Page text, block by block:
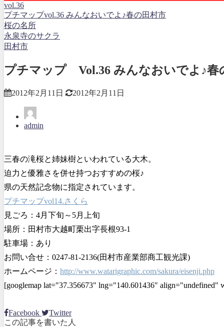
vol.36
プチマップvol.36 みんなおいでよ♪春の田村市
桜の名所
永泉寺のサクラ
田村市
プチマップ Vol.36 みんなおいでよ♪
2012年2月11日 2012年2月11日
admin
三春の滝桜と姉妹樹といわれている大木。
迫力と優雅さを併せ持つおすすめの桜♪
県の天然記念物に指定されています。
プチマップvol14.さくら
見ごろ：4月下旬～5月上旬
場所：田村市大越町栗出字長根93-1
駐車場：あり
お問い合せ：0247-81-2136(田村市産業部商工観光課)
ホームページ： http://www.watarigraphic.com/sakura/eisenji.php
[googlemap lat="37.356673" lng="140.601436"
Facebook
Twitter
この記事を書いた人